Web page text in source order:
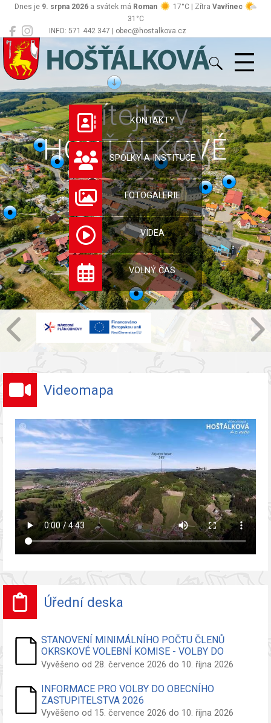
INFO: 571 442 347 | obec@hostalkova.cz
Dnes je 9. srpna 2026 a svátek má Roman 17°C | Zítra Vavřinec
31°C
Hošťálková
Vítejte v
HOŠŤÁLKOVÉ
KONTAKTY
SPOLKY A INSTITUCE
FOTOGALERIE
VIDEA
VOLNÝ ČAS
Videomapa
Úřední deska
STANOVENÍ MINIMÁLNÍHO POČTU ČLENŮ
OKRSKOVÉ VOLEBNÍ KOMISE - VOLBY DO
ZASTUPITELSTVA OBCE
Vyvěšeno od 28. července 2026 do 10. října 2026
INFORMACE PRO VOLBY DO OBECNÍHO
ZASTUPITELSTVA 2026
Vyvěšeno od 15. července 2026 do 10. října 2026